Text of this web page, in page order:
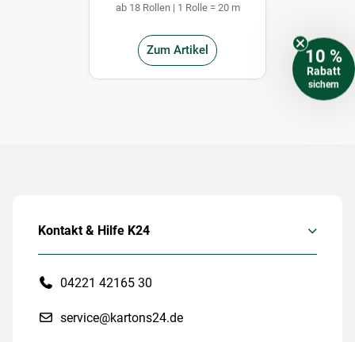
ab 18 Rollen | 1 Rolle = 20 m
Zum Artikel
Kontakt & Hilfe K24
04221 42165 30
service@kartons24.de
10 %
Rabatt
sichern